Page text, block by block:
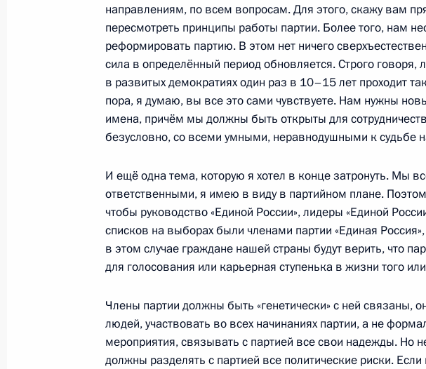
2 декабря 2011 года, пятница
Обращение к гражданам России
2 декабря 2011 года, 04:00
29 ноября 2011 года, вторник
Совещание с руководством Вооружённых Сил
29 ноября 2011 года, 14:30
28 ноября 2011 года, понедельник
«Единая Россия»
Екатеринбург
направлениям, по всем вопросам. Для этого, скажу вам
пересмотреть принципы работы партии. Более того, нам
реформировать партию. В этом нет ничего
сила в определённый период обновляется. Строго говоря,
в развитых демократиях один раз в 10–15 лет проходит
пора, я думаю, вы все это сами чувствуете. Нам нужны
имена, причём мы должны быть открыты для
безусловно, со всеми умными, неравнодушными к судьбе
И ещё одна тема, которую я хотел в конце затронуть. Мы
ответственными, я имею в виду в партийном плане.
чтобы руководство «Единой России», лидеры «Единой
списков на выборах были членами партии «Единая
в этом случае граждане нашей страны будут верить, что
для голосования или карьерная ступенька в жизни того
Члены партии должны быть «генетически» с ней связаны,
людей, участвовать во всех начинаниях партии, а не
мероприятия, связывать с партией все свои надежды. Но
должны разделять с партией все политические риски.